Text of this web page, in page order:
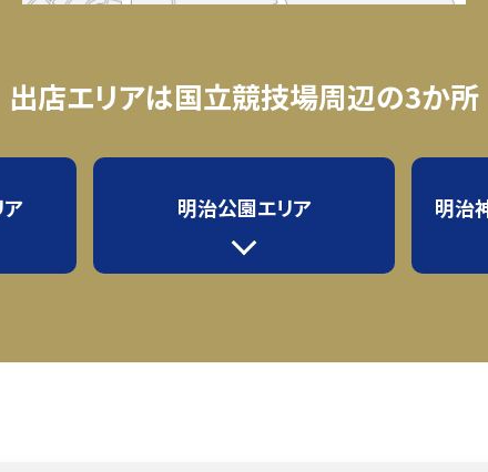
出店エリアは国立競技場周辺の3か所
明治公園エリア 明治